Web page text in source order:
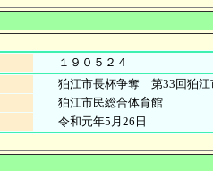
１９０５２４
狛江市長杯争奪 第33回狛江
狛江市民総合体育館
令和元年5月26日